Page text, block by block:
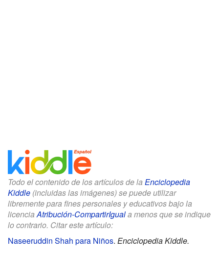
Todo el contenido de los artículos de la Enciclopedia
Kiddle (incluidas las imágenes) se puede utilizar
libremente para fines personales y educativos bajo la
licenciaAtribución-CompartirIguala menos que se indique
lo contrario. Citar este artículo:
Naseeruddin Shah para Niños. Enciclopedia Kiddle.